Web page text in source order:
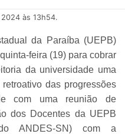
às 13h54.
da Paraíba (UEPB)
feira (19) para cobrar
da universidade uma
das progressões
com uma reunião de
dos Docentes da UEPB
ANDES-SN) com a